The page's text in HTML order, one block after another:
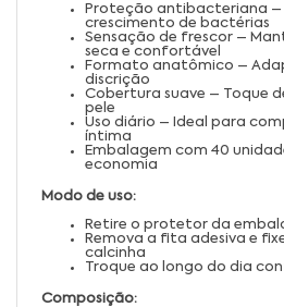
Proteção antibacteriana –
crescimento de bactérias
Sensação de frescor –
seca e confortável
Formato anatômico –
discrição
Cobertura suave – Toque
pele
Uso diário – Ideal para
íntima
Embalagem com 40
economia
Modo de uso:
Retire o protetor da
Remova a fita adesiva e
calcinha
Troque ao longo do dia
Composição: